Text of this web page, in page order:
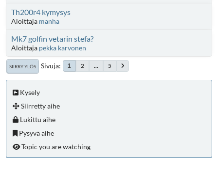
Th200r4 kymysys
Aloittaja manha
Mk7 golfin vetarin stefa?
Aloittaja pekka karvonen
SIIRRY YLÖS Sivuja 1 2 ... 5
Kysely
Siirretty aihe
Lukittu aihe
Pysyvä aihe
Topic you are watching